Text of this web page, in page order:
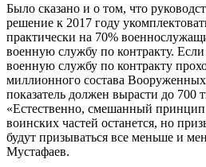
Было сказано и о том, что
решение к 2017 году
практически на 70%
военную службу по контракту.
военную службу по контракту
миллионного состава Вооруженных
показатель должен вырасти до 700
«Естественно, смешанный
воинских частей останется, но
будут призываться все меньше и
Мустафаев.